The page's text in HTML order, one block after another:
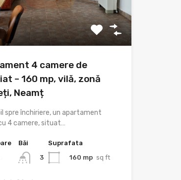
4 camere de
– 160 mp, vilă, zonă
Neamț
spre închiriere, un apartament
4 camere, situat…
Băi
3
Suprafata
160 mp sq ft